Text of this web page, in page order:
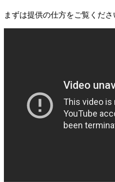
まずは提供の仕方をご覧くださ